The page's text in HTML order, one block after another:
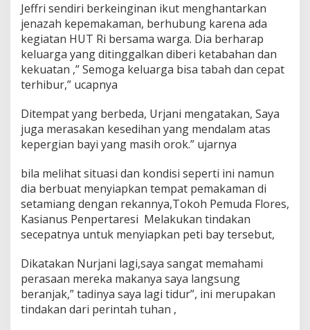
Jeffri sendiri berkeinginan ikut menghantarkan
jenazah kepemakaman, berhubung karena ada
kegiatan HUT Ri bersama warga. Dia berharap
keluarga yang ditinggalkan diberi ketabahan dan
kekuatan ,” Semoga keluarga bisa tabah dan cepat
terhibur,” ucapnya
Ditempat yang berbeda, Urjani mengatakan, Saya
juga merasakan kesedihan yang mendalam atas
kepergian bayi yang masih orok.” ujarnya
bila melihat situasi dan kondisi seperti ini namun
dia berbuat menyiapkan tempat pemakaman di
setamiang dengan rekannya,Tokoh Pemuda Flores,
Kasianus Penpertaresi Melakukan tindakan
secepatnya untuk menyiapkan peti bay tersebut,
Dikatakan Nurjani lagi,saya sangat memahami
perasaan mereka makanya saya langsung
beranjak,” tadinya saya lagi tidur”, ini merupakan
tindakan dari perintah tuhan ,